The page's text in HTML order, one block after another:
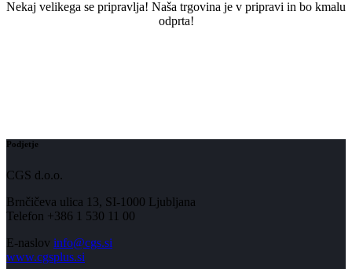
Nekaj ​​velikega se pripravlja! Naša trgovina je v pripravi in ​​bo kmalu
odprta!
Podjetje
CGS d.o.o.
Brnčičeva ulica 13, SI-1000 Ljubljana
Telefon +386 1 530 11 00
E-naslov info@cgs.si
www.cgsplus.si